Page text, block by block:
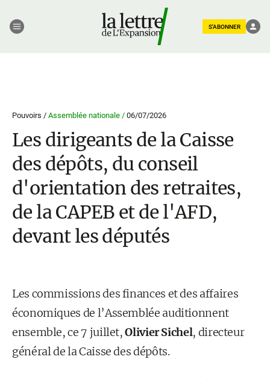
S'ABONNER
Pouvoirs / Assemblée nationale / 06/07/2026
Les dirigeants de la Caisse
des dépôts, du conseil
d'orientation des retraites,
de la CAPEB et de l'AFD,
devant les députés
Les commissions des finances et des affaires
économiques de l’Assemblée auditionnent
ensemble, ce 7 juillet,Olivier Sichel, directeur
général de la Caisse des dépôts.